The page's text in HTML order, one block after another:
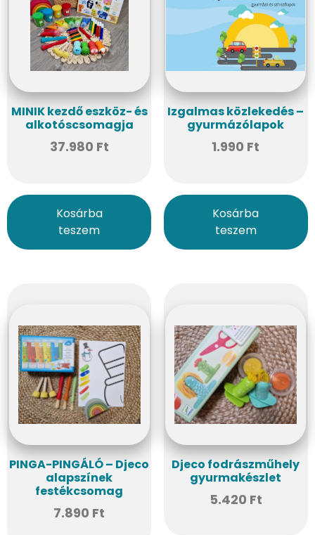
MINIK kezdő eszköz- és
alkotóscsomagja
37.980 Ft
Kosárba
teszem
Izgalmas közlekedés –
gyurmázólapok
1.990 Ft
Kosárba
teszem
PINGA-PINGÁLÓ – Djeco
alapszínek
festékcsomag
7.890 Ft
Djeco fodrászműhely
gyurmakészlet
5.420 Ft